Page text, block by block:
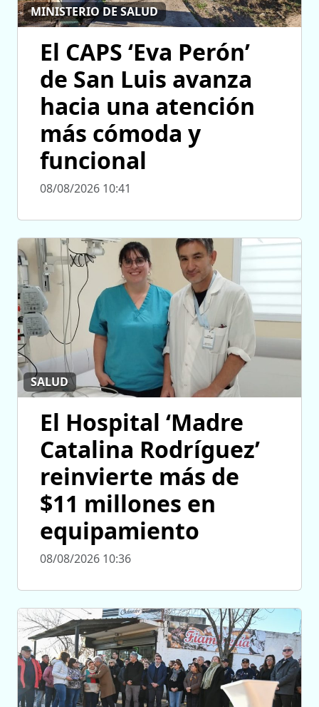
MINISTERIO DE SALUD
El CAPS ‘Eva Perón’
de San Luis avanza
hacia una atención
más cómoda y
funcional
08/08/2026 10:41
SALUD
El Hospital ‘Madre
Catalina Rodríguez’
reinvierte más de
$11 millones en
equipamiento
08/08/2026 10:36